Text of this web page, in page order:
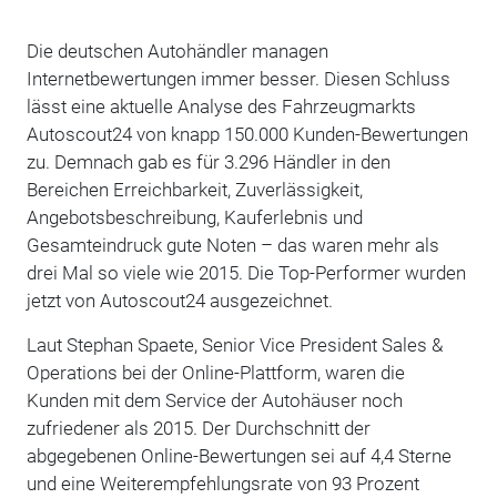
Die deutschen Autohändler managen
Internetbewertungen immer besser. Diesen Schluss
lässt eine aktuelle Analyse des Fahrzeugmarkts
Autoscout24 von knapp 150.000 Kunden-Bewertungen
zu. Demnach gab es für 3.296 Händler in den
Bereichen Erreichbarkeit, Zuverlässigkeit,
Angebotsbeschreibung, Kauferlebnis und
Gesamteindruck gute Noten – das waren mehr als
drei Mal so viele wie 2015. Die Top-Performer wurden
jetzt von Autoscout24 ausgezeichnet.
Laut Stephan Spaete, Senior Vice President Sales &
Operations bei der Online-Plattform, waren die
Kunden mit dem Service der Autohäuser noch
zufriedener als 2015. Der Durchschnitt der
abgegebenen Online-Bewertungen sei auf 4,4 Sterne
und eine Weiterempfehlungsrate von 93 Prozent